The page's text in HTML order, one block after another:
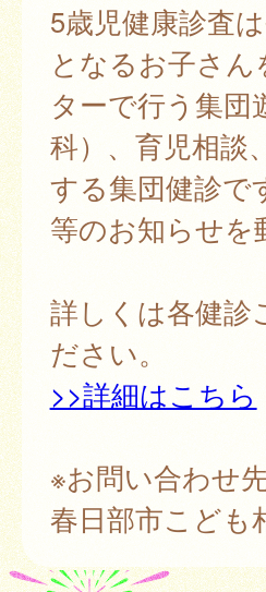
5歳児健康診査
となるお子さ
ターで行う集団
科）、育児相談
する集団健診で
等のお知らせを
詳しくは各健診
ださい。
>>詳細はこちら
※お問い合わせ
春日部市こども